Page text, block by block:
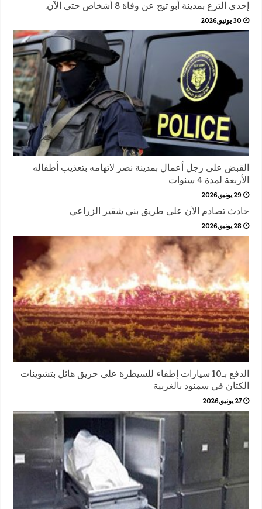
إحدى الترع بمدينة أبو تيج عن وفاة 8 أشخاص حتى الآن.
30 يونيو,2026
القبض على رجل أعمال بمدينة نصر لاتهامه بتعذيب أطفاله
الأربعة لمدة 4 سنوات
29 يونيو,2026
حادث تصادم الآن على طريق بني شقير الزراعي
28 يونيو,2026
الدفع بـ10 سيارات إطفاء للسيطرة على حريق هائل بتشوينات
الكتان في سمنود بالغربية
27 يونيو,2026